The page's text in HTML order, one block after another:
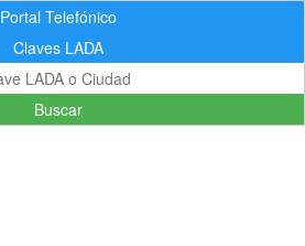
Portal Telefónico
Claves LADA
Buscar